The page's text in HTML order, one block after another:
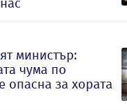
министър:
чума по
опасна за хората